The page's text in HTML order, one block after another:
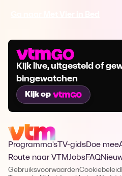
Kijk live, uitgesteld of
bingewatchen
Kijk op
Programma's TV-gidsDoe mee
Route naar VTMJobsFAQ
GebruiksvoorwaardenCookiebeleid